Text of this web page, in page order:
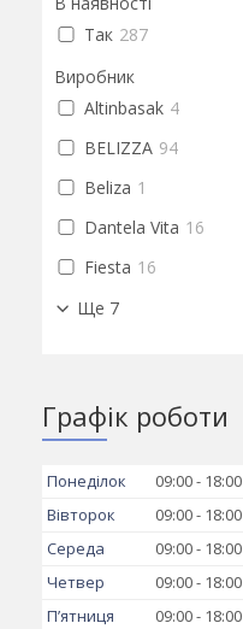
Так 287
Виробник
Altinbasak 4
BELIZZA 94
Beliza 1
Dantela Vita 16
Fiesta 16
Ще 7
Графік роботи
Понеділок 09:00
18:00
Вівторок
09:00
18:00
Середа
09:00
18:00
Четвер
09:00
18:00
Пʼятниця
09:00
18:00